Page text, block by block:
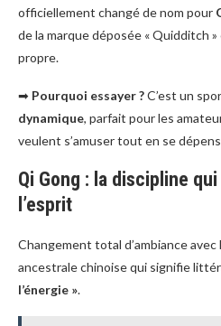
officiellement changé de nom pour
de la marque déposée « Quidditch
propre.
➡ Pourquoi essayer ?C’est un
dynamique, parfait pour les
veulent s’amuser tout en se
Qi Gong : la discipline
l’esprit
Changement total d’ambiance avec
ancestrale chinoise qui signifie
l’énergie ».